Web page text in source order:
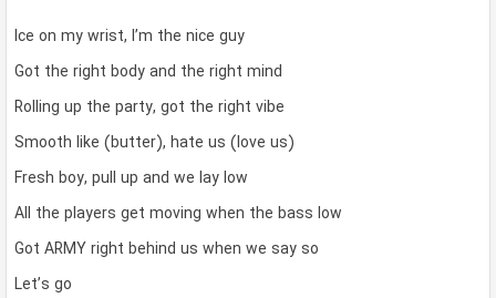
Ice on my wrist, I’m the nice guy
Got the right body and the right mind
Rolling up the party, got the right vibe
Smooth like (butter), hate us (love us)
Fresh boy, pull up and we lay low
All the players get moving when the bass low
Got ARMY right behind us when we say so
Let’s go